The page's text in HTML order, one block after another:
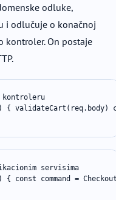
odluke,
i odlučuje o konačnoj
kontroler. On postaje
kontroleru
{ validateCart(req.body)
servisima
command =